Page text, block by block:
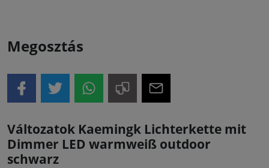
Megosztás
Változatok Kaemingk Lichterkette mit
Dimmer LED warmweiß outdoor
schwarz